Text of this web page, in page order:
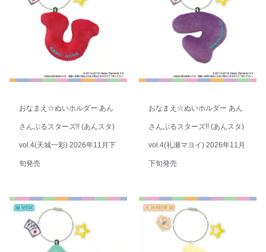
おなまえ☆ぬいホルダー あん
さんぶるスターズ!! (あんスタ)
vol.4(天城一彩) 2026年11月下
旬発売
おなまえ☆ぬいホルダー あん
さんぶるスターズ!! (あんスタ)
vol.4(礼瀬マヨイ) 2026年11月
下旬発売